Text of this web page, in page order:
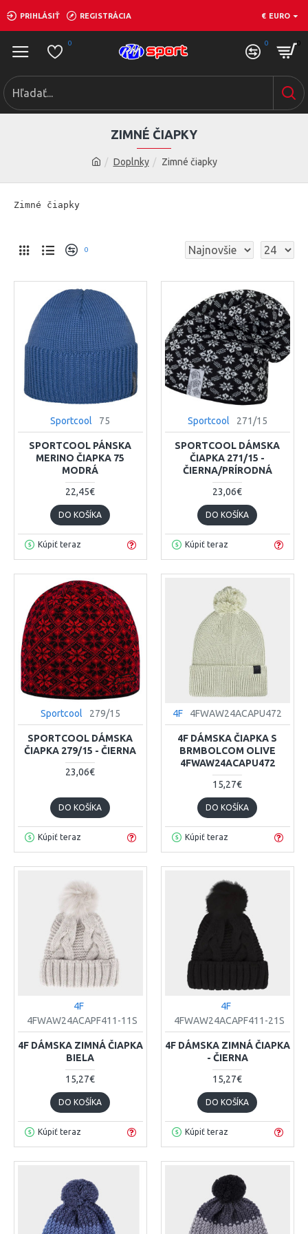
PRIHLÁSIŤ REGISTRÁCIA € EURO
0 0 0
Doplnky Zimné čiapky
ZIMNÉ ČIAPKY
Zimné čiapky
0
Sportcool 75
SPORTCOOL PÁNSKA
MERINO ČIAPKA 75
MODRÁ
22,45€
DO KOŠÍKA
Kúpiť teraz
Sportcool 271/15
SPORTCOOL DÁMSKA
ČIAPKA 271/15 -
ČIERNA/PRÍRODNÁ
23,06€
DO KOŠÍKA
Kúpiť teraz
Sportcool 279/15
SPORTCOOL DÁMSKA
ČIAPKA 279/15 - ČIERNA
23,06€
DO KOŠÍKA
Kúpiť teraz
4F 4FWAW24ACAPU472
4F DÁMSKA ČIAPKA S
BRMBOLCOM OLIVE
4FWAW24ACAPU472
15,27€
DO KOŠÍKA
Kúpiť teraz
4F
4FWAW24ACAPF411-11S
4F DÁMSKA ZIMNÁ ČIAPKA
BIELA
15,27€
DO KOŠÍKA
Kúpiť teraz
4F
4FWAW24ACAPF411-21S
4F DÁMSKA ZIMNÁ ČIAPKA
- ČIERNA
15,27€
DO KOŠÍKA
Kúpiť teraz